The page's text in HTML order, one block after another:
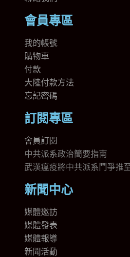
會員專區
我的帳號
購物車
付款
大陸付款方法
忘記密碼
訂閱專區
會員訂閱
中共派系政治簡要指南
武漢瘟疫將中共派系鬥爭推
新聞中心
媒體邀訪
媒體發表
媒體報導
新聞活動